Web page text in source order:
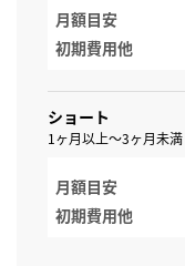
月額目安
初期費用他
ショート
1ヶ月以上～3ヶ月未満
月額目安
初期費用他